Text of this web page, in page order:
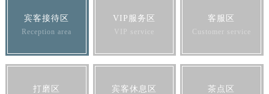
宾客接待区
Reception area
VIP服务区
VIP service
客服区
Customer service
打磨区 宾客休息区 茶点区